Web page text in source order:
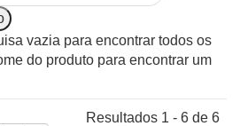
vazia para encontrar todos os
do produto para encontrar um
Resultados 1 - 6 de 6